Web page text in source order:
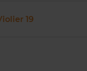
19